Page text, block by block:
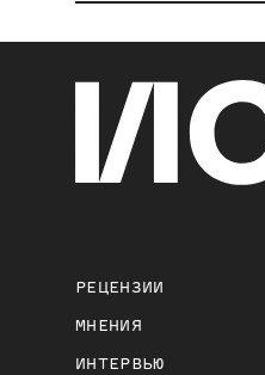
РЕЦЕНЗИИ
МНЕНИЯ
ИНТЕРВЬЮ